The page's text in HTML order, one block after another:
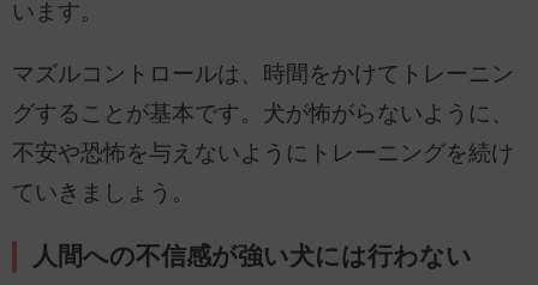
います。
マズルコントロールは、時間をかけてトレーニン
グすることが基本です。犬が怖がらないように、
不安や恐怖を与えないようにトレーニングを続け
ていきましょう。
人間への不信感が強い犬には行わない